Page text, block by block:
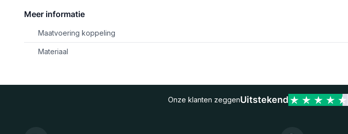
Meer informatie
Maatvoering koppeling
Materiaal
Onze klanten zeggenUitstekend